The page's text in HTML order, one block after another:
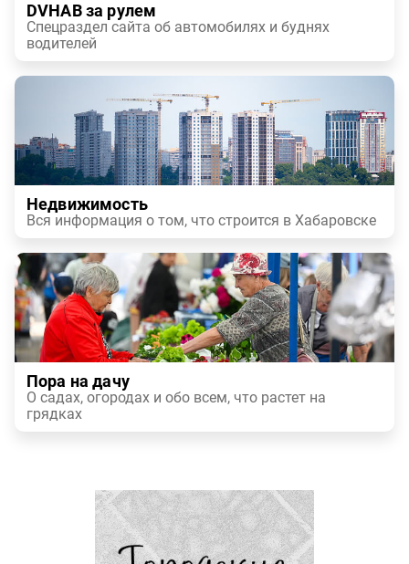
DVHAB за рулем
Спецраздел сайта об автомобилях и буднях
водителей
Недвижимость
Вся информация о том, что строится в Хабаровске
Пора на дачу
О садах, огородах и обо всем, что растет на
грядках